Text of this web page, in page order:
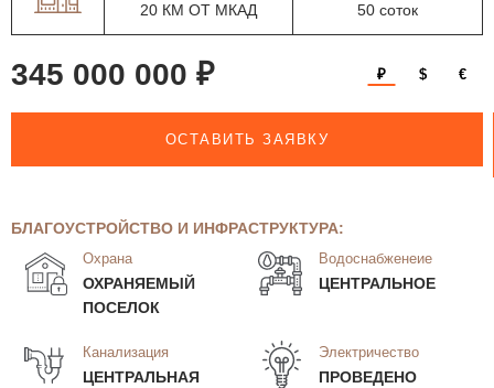
20 КМ ОТ МКАД 50 соток
345 000 000 ₽ ₽ $ €
ОСТАВИТЬ ЗАЯВКУ
БЛАГОУСТРОЙСТВО И ИНФРАСТРУКТУРА:
Охрана
ОХРАНЯЕМЫЙ
ПОСЕЛОК
Водоснабженеие
ЦЕНТРАЛЬНОЕ
Канализация
ЦЕНТРАЛЬНАЯ
Электричество
ПРОВЕДЕНО